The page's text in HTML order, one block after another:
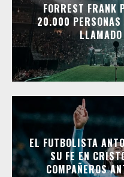
FORREST FRANK
20.000 PERSONAS
EL FUTBOLISTA
SU FE EN
COMPAÑEROS